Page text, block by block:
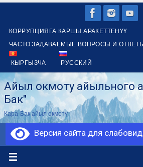
содержимому
КОРРУПЦИЯГА КАРШЫ АРАКЕТТЕНҮҮ
ЧАСТО ЗАДАВАЕМЫЕ ВОПРОСЫ И ОТВЕТЫ
КЫРГЫЗЧА РУССКИЙ
Айыл окмоту айыльного
Бак"
Кара-Бак айыл өкмөтү
Версия сайта для